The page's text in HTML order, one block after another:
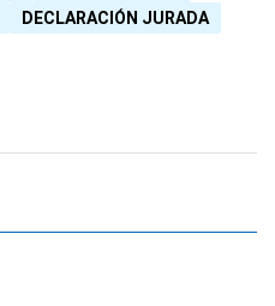
DECLARACIÓN JURADA